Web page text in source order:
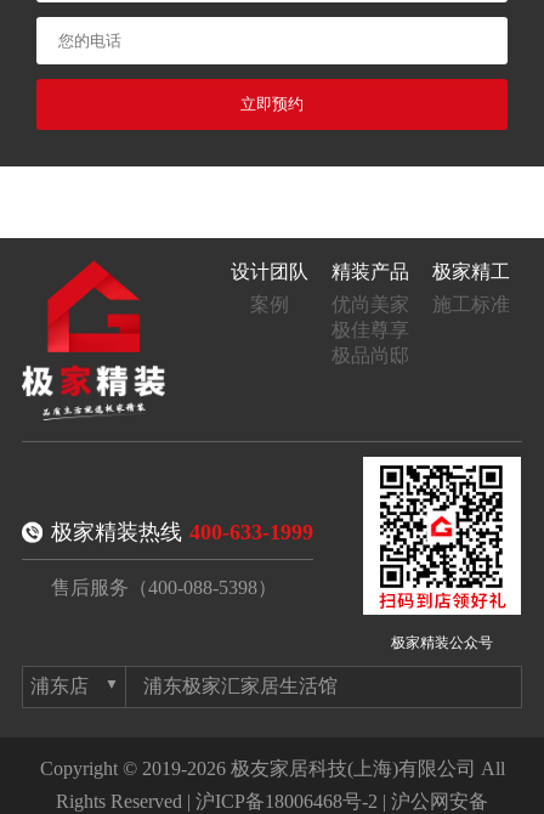
立即预约
设计团队
案例
精装产品
优尚美家
极佳尊享
极品尚邸
极家精工
施工标准
极家精装热线 400-633-1999
售后服务（400-088-5398）
极家精装公众号
浦东极家汇家居生活馆
Copyright © 2019-2026 极友家居科技(上海)有限公司 All
Rights Reserved | 沪ICP备18006468号-2 | 沪公网安备